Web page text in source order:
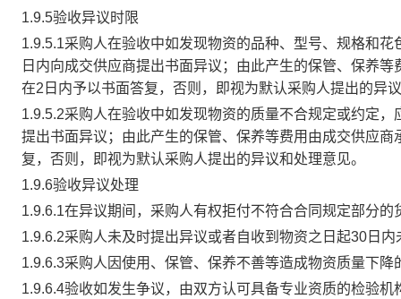
1.9.5验收异议时限
1.9.5.1采购人在验收中如发现物资的品种、型号、规格和
日内向成交供应商提出书面异议；由此产生的保管、保养
在2 日内予以书面答复，否则，即视为默认采购人提出的异
1.9.5.2采购人在验收中如发现物资的质量不合规定或约定
提出书面异议；由此产生的保管、保养等费用由成交供应
复，否则，即视为默认采购人提出的异议和处理意见。
1.9.6验收异议处理
1.9.6.1在异议期间，采购人有权拒付不符合合同规定部分的
1.9.6.2采购人未及时提出异议或者自收到物资之日起30日
1.9.6.3采购人因使用、保管、保养不善等造成物资质量下降
1.9.6.4验收如发生争议，由双方认可具备专业资质的检验